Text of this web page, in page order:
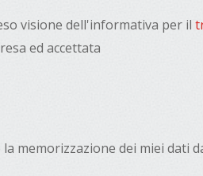
visione dell'informativa per il
ed accettata
memorizzazione dei miei dati